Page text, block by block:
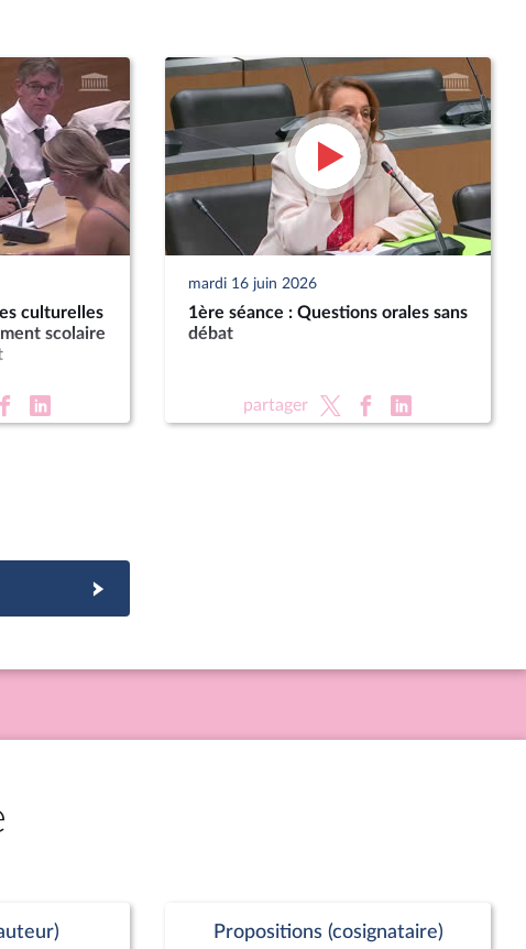
culturelles
scolaire
mardi 16 juin 2026
1ère séance : Questions orales sans
débat
partager
Propositions (cosignataire)